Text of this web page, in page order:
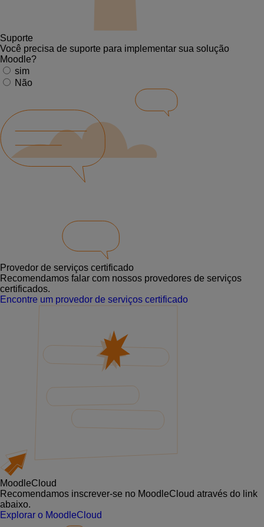
Suporte
Você precisa de suporte para implementar sua solução
Moodle?
sim
Não
Provedor de serviços certificado
Recomendamos falar com nossos provedores de serviços
certificados.
Encontre um provedor de serviços certificado
MoodleCloud
Recomendamos inscrever-se no MoodleCloud através do link
abaixo.
Explorar o MoodleCloud